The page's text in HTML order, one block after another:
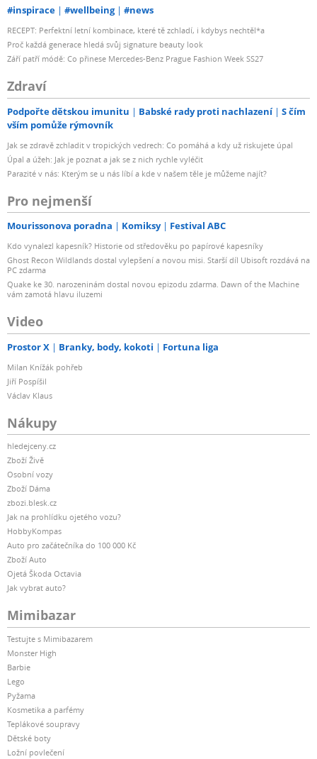
#inspirace #wellbeing #news
RECEPT: Perfektní letní kombinace, které tě zchladí, i kdybys nechtěl*a
Proč každá generace hledá svůj signature beauty look
Září patří módě: Co přinese Mercedes-Benz Prague Fashion Week SS27
Zdraví
Podpořte dětskou imunitu Babské rady proti nachlazení
S čím
vším pomůže rýmovník
Jak se zdravě zchladit v tropických vedrech: Co pomáhá a kdy už riskujete úpal
Úpal a úžeh: Jak je poznat a jak se z nich rychle vyléčit
Parazité v nás: Kterým se u nás líbí a kde v našem těle je můžeme najít?
Pro nejmenší
Mourissonova poradna Komiksy Festival ABC
Kdo vynalezl kapesník? Historie od středověku po papírové kapesníky
Ghost Recon Wildlands dostal vylepšení a novou misi. Starší díl Ubisoft rozdává na
PC zdarma
Quake ke 30. narozeninám dostal novou epizodu zdarma. Dawn of the Machine
vám zamotá hlavu iluzemi
Video
Prostor X Branky, body, kokoti Fortuna liga
Milan Knížák pohřeb
Jiří Pospíšil
Václav Klaus
Nákupy
hledejceny.cz
Zboží Živě
Osobní vozy
Zboží Dáma
zbozi.blesk.cz
Jak na prohlídku ojetého vozu?
HobbyKompas
Auto pro začátečníka do 100 000 Kč
Zboží Auto
Ojetá Škoda Octavia
Jak vybrat auto?
Mimibazar
Testujte s Mimibazarem
Monster High
Barbie
Lego
Pyžama
Kosmetika a parfémy
Teplákové soupravy
Dětské boty
Ložní povlečení